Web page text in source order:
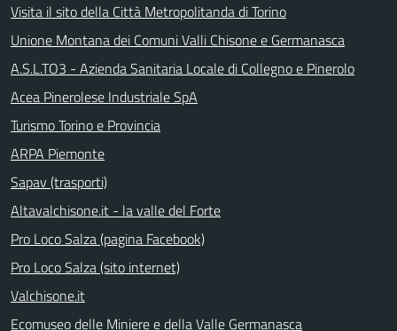
Visita il sito della Città Metropolitanda di Torino
Unione Montana dei Comuni Valli Chisone e Germanasca
A.S.L.TO3 - Azienda Sanitaria Locale di Collegno e Pinerolo
Acea Pinerolese Industriale SpA
Turismo Torino e Provincia
ARPA Piemonte
Sapav (trasporti)
Altavalchisone.it - la valle del Forte
Pro Loco Salza (pagina Facebook)
Pro Loco Salza (sito internet)
Valchisone.it
Ecomuseo delle Miniere e della Valle Germanasca